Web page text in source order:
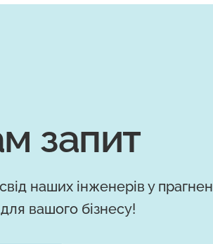
запит
наших інженерів у
вашого бізнесу!